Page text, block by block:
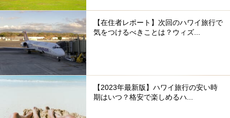
【在住者レポート】次回のハワイ旅行で
気をつけるべきことは？ウィズ...
【2023年最新版】ハワイ旅行の安い時
期はいつ？格安で楽しめるハ...